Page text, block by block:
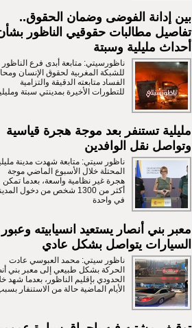
بين إدانة الفوضى وضمان الحقوق..
تفاصيل مطالبات حقوقيي الناظور
أحداث مليلية وسبتة
ناظورسيتي: متابعة أبدى فرع الناظور
للشبكة المغربية لحقوق الإنسان
الفساد متابعته الدقيقة والتزامية
للتطورات الأخيرة بمدينتي سبتة
مليلية تستنفر بعد موجة هجرة قياسية
وتواصل نقل الوافدين
ناظور سيتي: متابعة شهدت مدينة
المحتلة خلال الأسبوع الماضي موجة
هجرة غير نظامية واسعة، بعدما تمكن
أكثر من 1300 شخص من دخول
في واحدة
معبر بني أنصار يستعيد انسيابيته وعبور
السيارات يتواصل بشكل عادي
ناظور سيتي: محمد العبوسي عادت
الحركة بشكل طبيعي إلى معبر بني
الحدودي بإقليم الناظور، بعدما شهد
الأيام الماضية حالة من الاستنفار